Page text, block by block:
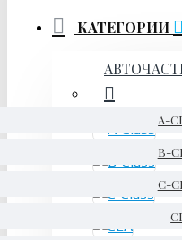
КАТЕГОРИИ
A-
B-
C-